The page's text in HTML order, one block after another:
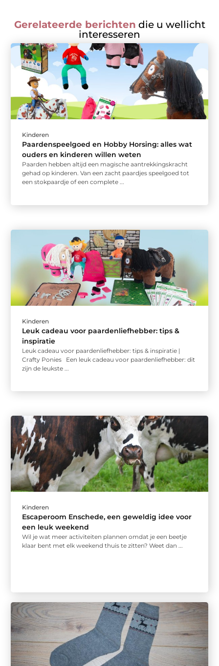
Gerelateerde berichten die u wellicht
interesseren
Kinderen
Paardenspeelgoed en Hobby Horsing: alles wat
ouders en kinderen willen weten
Paarden hebben altijd een magische aantrekkingskracht
gehad op kinderen. Van een zacht paardjes speelgoed tot
een stokpaardje of een complete ...
Kinderen
Leuk cadeau voor paardenliefhebber: tips &
inspiratie
Leuk cadeau voor paardenliefhebber: tips & inspiratie |
Crafty Ponies Een leuk cadeau voor paardenliefhebber: dit
zijn de leukste ...
Kinderen
Escaperoom Enschede, een geweldig idee voor
een leuk weekend
Wil je wat meer activiteiten plannen omdat je een beetje
klaar bent met elk weekend thuis te zitten? Weet dan ...